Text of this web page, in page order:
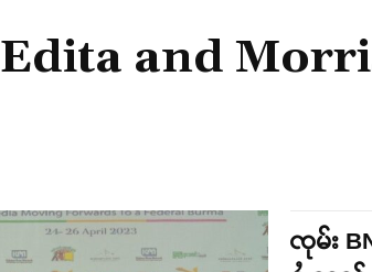
Edita and
ၸုမ်း